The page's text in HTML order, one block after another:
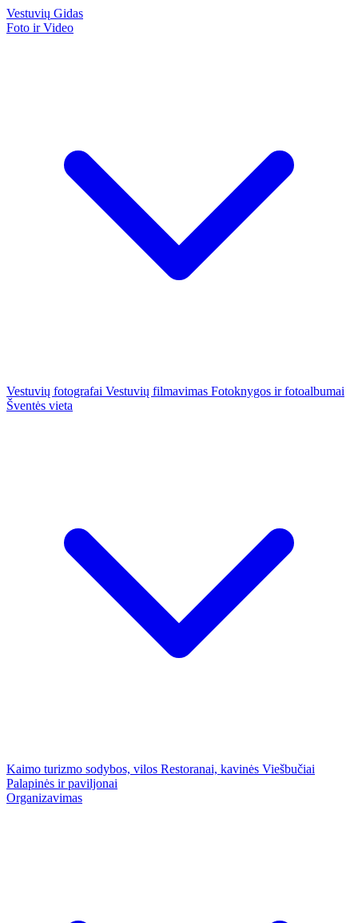
Vestuvių Gidas
Foto ir Video
Vestuvių fotografai Vestuvių filmavimas Fotoknygos ir fotoalbumai
Šventės vieta
Kaimo turizmo sodybos, vilos Restoranai, kavinės Viešbučiai
Palapinės ir paviljonai
Organizavimas